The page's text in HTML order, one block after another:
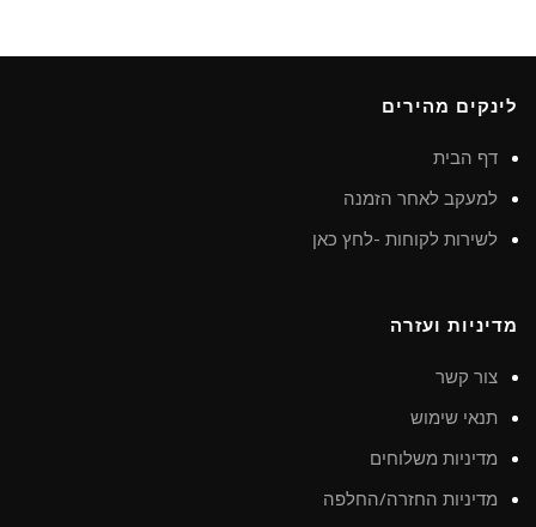
לינקים מהירים
דף הבית
למעקב לאחר הזמנה
לשירות לקוחות -לחץ כאן
מדיניות ועזרה
צור קשר
תנאי שימוש
מדיניות משלוחים
מדיניות החזרה/החלפה